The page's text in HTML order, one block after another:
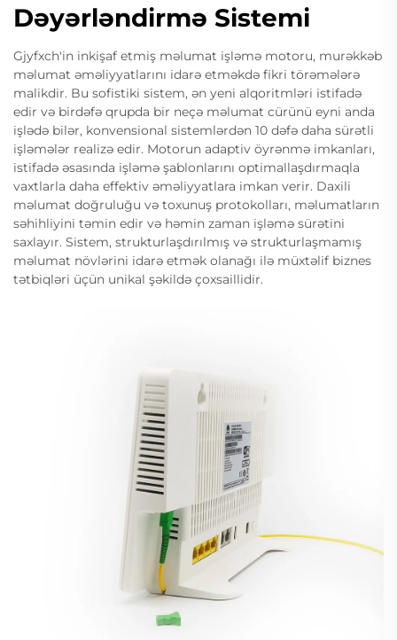
Dəyərləndirmə Sistemi
Gjyfxch'in inkişaf etmiş məlumat işləmə motoru, murəkkəb
məlumat əməliyyatlarını idarə etməkdə fikri törəmələrə
malikdir. Bu sofistiki sistem, ən yeni alqoritmləri istifadə
edir və birdəfə qrupda bir neçə məlumat cürünü eyni anda
işlədə bilər, konvensional sistemlərdən 10 dəfə daha sürətli
işləmələr realizə edir. Motorun adaptiv öyrənmə imkanları,
istifadə əsasında işləmə şablonlarını optimallaşdırmaqla
vaxtlarla daha effektiv əməliyyatlara imkan verir. Daxili
məlumat doğruluğu və toxunuş protokolları, məlumatların
səhihliyini təmin edir və həmin zaman işləmə sürətini
saxlayır. Sistem, strukturlaşdırılmış və strukturlaşmamış
məlumat növlərini idarə etmək olanağı ilə müxtəlif biznes
tətbiqləri üçün unikal şəkildə çoxsaillidir.